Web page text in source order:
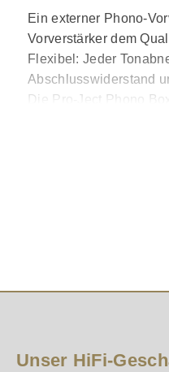
Ein externer Phono-
Vorverstärker dem
Flexibel: Jeder
Abschlusswiderstand
Die Pro-Ject Phono
Das Gerät verfügt
Unser HiFi-